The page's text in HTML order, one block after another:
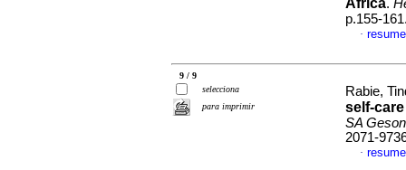
Africa.
p.155-
·
9 / 9
selecciona
para imprimir
Rabie,
self-
SA
2071-
·